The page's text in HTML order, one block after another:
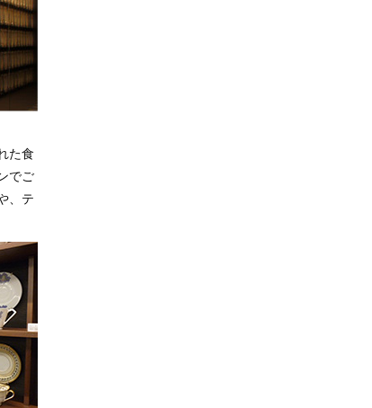
た食
でご
、テ